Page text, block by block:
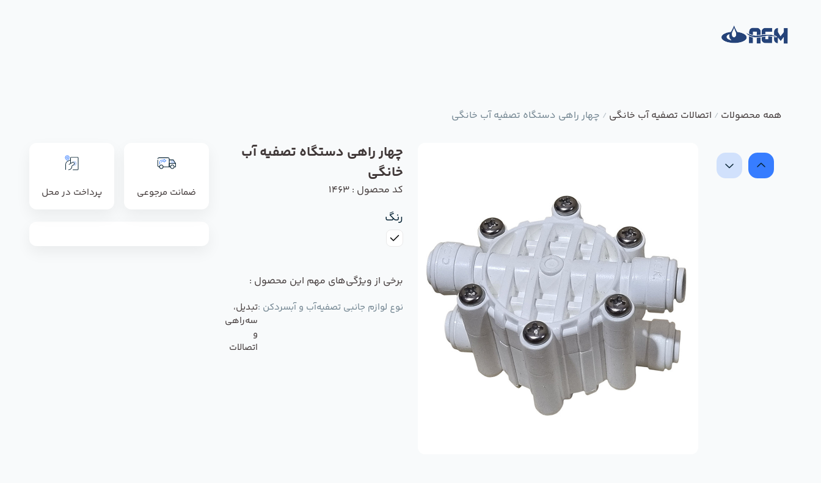
همه محصولات / اتصالات تصفیه آب خانگی / چهار راهی دستگاه تصفیه آب خانگی
چهار راهی دستگاه تصفیه آب
خانگی
کد محصول : 1463
رنگ
برخی از ویژگی‌های مهم این محصول :
نوع لوازم جانبی تصفیه‌آب و آبسردکن :تبدیل،
سه‌راهی
و
اتصالات
ضمانت مرجوعی پرداخت در محل